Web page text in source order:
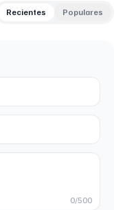
Recientes Populares
0/500